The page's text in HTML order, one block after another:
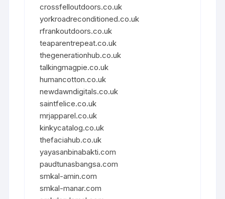
crossfelloutdoors.co.uk
yorkroadreconditioned.co.uk
rfrankoutdoors.co.uk
teaparentrepeat.co.uk
thegenerationhub.co.uk
talkingmagpie.co.uk
humancotton.co.uk
newdawndigitals.co.uk
saintfelice.co.uk
mrjapparel.co.uk
kinkycatalog.co.uk
thefaciahub.co.uk
yayasanbinabakti.com
paudtunasbangsa.com
smkal-amin.com
smkal-manar.com